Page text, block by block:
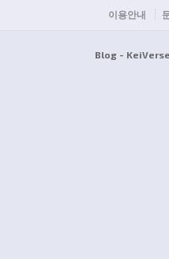
이용안내
Blog - KeiVerse